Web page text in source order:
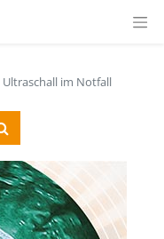
Ultraschall im Notfall